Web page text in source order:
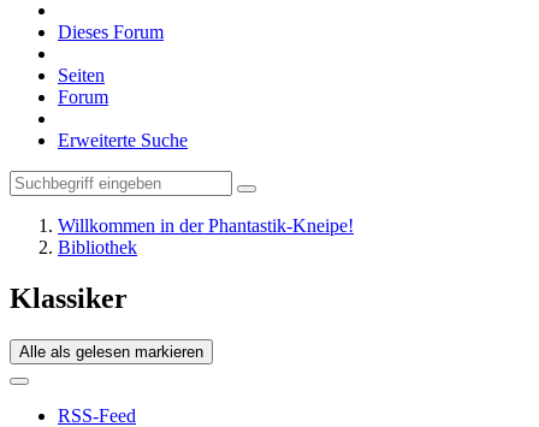
Dieses Forum
Seiten
Forum
Erweiterte Suche
Willkommen in der Phantastik-Kneipe!
Bibliothek
Klassiker
Alle als gelesen markieren
RSS-Feed